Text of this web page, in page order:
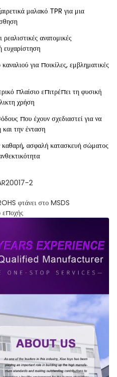
μαλακό TPR για μια
ανατομικές
ευχαρίστηση
για ποικίλες, εμβληματικές
πλαίσιο επιτρέπει τη φυσική
χρήση
που έχουν σχεδιαστεί για να
την ένταση
καθαρή, ασφαλή κατασκευή σώματος
2
φτάνει στο MSDS
εποχής